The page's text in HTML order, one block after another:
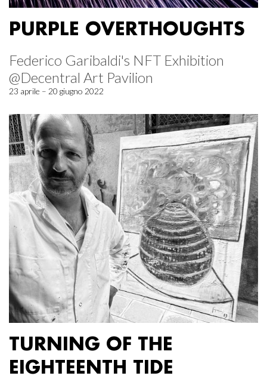
PURPLE OVERTHOUGHTS
Federico Garibaldi's NFT Exhibition
@Decentral Art Pavilion
23 aprile – 20 giugno 2022
TURNING OF THE
EIGHTEENTH TIDE